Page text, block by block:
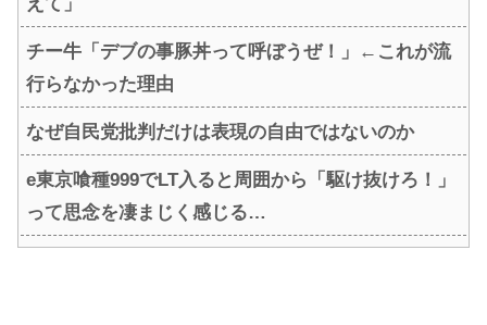
チー牛「デブの事豚丼って呼ぼうぜ！」←これが流
行らなかった理由
なぜ自民党批判だけは表現の自由ではないのか
e東京喰種999でLT入ると周囲から「駆け抜けろ！」
って思念を凄まじく感じる…